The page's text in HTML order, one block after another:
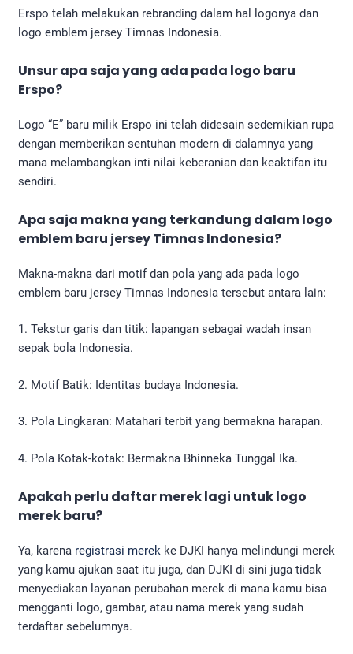
Erspo telah melakukan rebranding dalam hal logonya dan
logo emblem jersey Timnas Indonesia.
Unsur apa saja yang ada pada logo baru
Erspo?
Logo “E” baru milik Erspo ini telah didesain sedemikian rupa
dengan memberikan sentuhan modern di dalamnya yang
mana melambangkan inti nilai keberanian dan keaktifan itu
sendiri.
Apa saja makna yang terkandung dalam logo
emblem baru jersey Timnas Indonesia?
Makna-makna dari motif dan pola yang ada pada logo
emblem baru jersey Timnas Indonesia tersebut antara lain:
1. Tekstur garis dan titik: lapangan sebagai wadah insan
sepak bola Indonesia.
2. Motif Batik: Identitas budaya Indonesia.
3. Pola Lingkaran: Matahari terbit yang bermakna harapan.
4. Pola Kotak-kotak: Bermakna Bhinneka Tunggal Ika.
Apakah perlu daftar merek lagi untuk logo
merek baru?
Ya, karena registrasi merek ke DJKI hanya melindungi merek
yang kamu ajukan saat itu juga, dan DJKI di sini juga tidak
menyediakan layanan perubahan merek di mana kamu bisa
mengganti logo, gambar, atau nama merek yang sudah
terdaftar sebelumnya.